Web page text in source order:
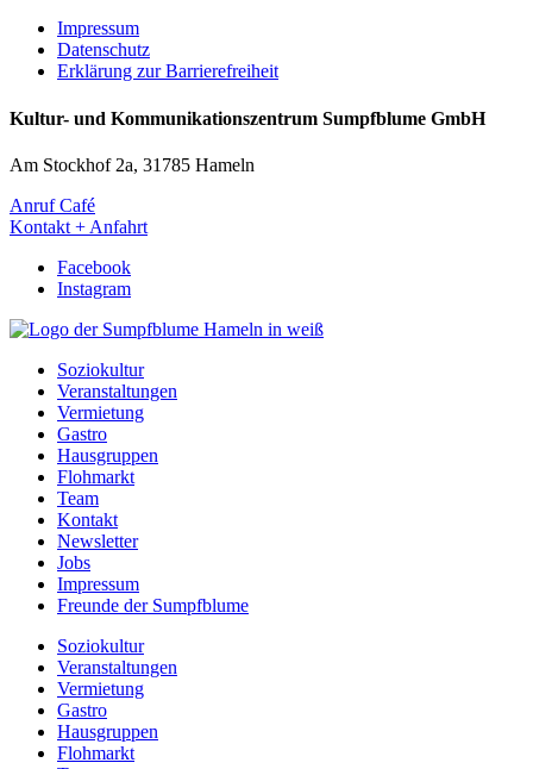
Impressum
Datenschutz
Erklärung zur Barrierefreiheit
Kultur- und Kommunikationszentrum Sumpfblume GmbH
Am Stockhof 2a, 31785 Hameln
Anruf Café
Kontakt + Anfahrt
Facebook
Instagram
Soziokultur
Veranstaltungen
Vermietung
Gastro
Hausgruppen
Flohmarkt
Team
Kontakt
Newsletter
Jobs
Impressum
Freunde der Sumpfblume
Soziokultur
Veranstaltungen
Vermietung
Gastro
Hausgruppen
Flohmarkt